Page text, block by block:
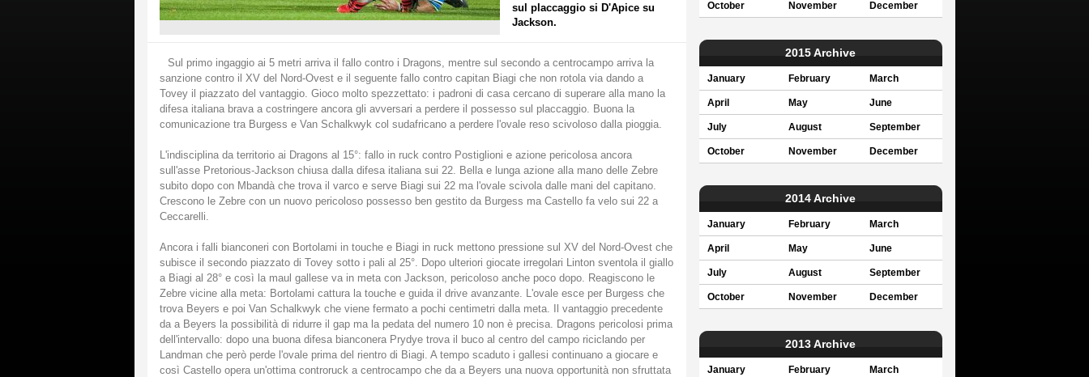
sul placcaggio si D'Apice su
Jackson.
Sul primo ingaggio ai 5 metri arriva il fallo contro i Dragons, mentre sul secondo a centrocampo arriva la
sanzione contro il XV del Nord-Ovest e il seguente fallo contro capitan Biagi che non rotola via dando a
Tovey il piazzato del vantaggio. Gioco molto spezzettato: i padroni di casa cercano di superare alla mano la
difesa italiana brava a costringere ancora gli avversari a perdere il possesso sul placcaggio. Buona la
comunicazione tra Burgess e Van Schalkwyk col sudafricano a perdere l'ovale reso scivoloso dalla pioggia.
L'indisciplina da territorio ai Dragons al 15°: fallo in ruck contro Postiglioni e azione pericolosa ancora
sull'asse Pretorious-Jackson chiusa dalla difesa italiana sui 22. Bella e lunga azione alla mano delle Zebre
subito dopo con Mbandà che trova il varco e serve Biagi sui 22 ma l'ovale scivola dalle mani del capitano.
Crescono le Zebre con un nuovo pericoloso possesso ben gestito da Burgess ma Castello fa velo sui 22 a
Ceccarelli.
Ancora i falli bianconeri con Bortolami in touche e Biagi in ruck mettono pressione sul XV del Nord-Ovest che
subisce il secondo piazzato di Tovey sotto i pali al 25°. Dopo ulteriori giocate irregolari Linton sventola il giallo
a Biagi al 28° e così la maul gallese va in meta con Jackson, pericoloso anche poco dopo. Reagiscono le
Zebre vicine alla meta: Bortolami cattura la touche e guida il drive avanzante. L'ovale esce per Burgess che
trova Beyers e poi Van Schalkwyk che viene fermato a pochi centimetri dalla meta. Il vantaggio precedente
da a Beyers la possibilità di ridurre il gap ma la pedata del numero 10 non è precisa. Dragons pericolosi prima
dell'intervallo: dopo una buona difesa bianconera Prydye trova il buco al centro del campo riciclando per
Landman che però perde l'ovale prima del rientro di Biagi. A tempo scaduto i gallesi continuano a giocare e
così Castello opera un'ottima controruck a centrocampo che da a Beyers una nuova opportunità non sfruttata
October November December
2015 Archive
January February March
April May June
July August September
October November December
2014 Archive
January February March
April May June
July August September
October November December
2013 Archive
January February March